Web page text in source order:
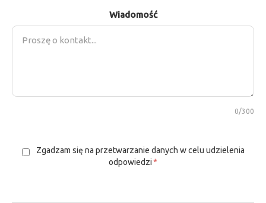
Wiadomość
0/300
Zgadzam się na przetwarzanie danych w celu udzielenia
odpowiedzi*